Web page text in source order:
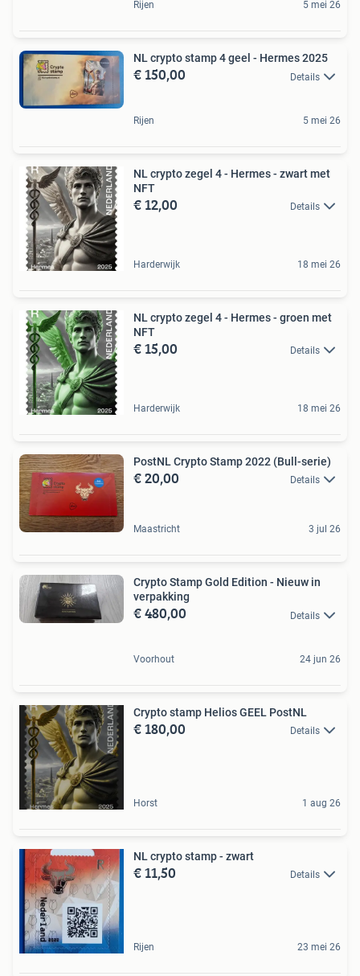
Rijen 5 mei 26
NL crypto stamp 4 geel - Hermes 2025
€ 150,00 Details
Rijen 5 mei 26
NL crypto zegel 4 - Hermes - zwart met
NFT
€ 12,00 Details
Harderwijk 18 mei 26
NL crypto zegel 4 - Hermes - groen met
NFT
€ 15,00 Details
Harderwijk 18 mei 26
PostNL Crypto Stamp 2022 (Bull-serie)
€ 20,00 Details
Maastricht 3 jul 26
Crypto Stamp Gold Edition - Nieuw in
verpakking
€ 480,00 Details
Voorhout 24 jun 26
Crypto stamp Helios GEEL PostNL
€ 180,00 Details
Horst 1 aug 26
NL crypto stamp - zwart
€ 11,50 Details
Rijen 23 mei 26